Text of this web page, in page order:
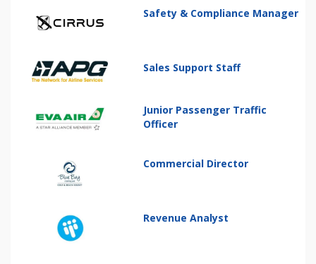
Safety & Compliance Manager
Sales Support Staff
Junior Passenger Traffic
Officer
Commercial Director
Revenue Analyst